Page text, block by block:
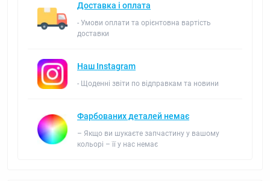
Доставка і оплата
- Умови оплати та орієнтовна вартість
доставки
Наш Instagram
- Щоденні звіти по відправкам та новини
Фарбованих деталей немає
– Якщо ви шукаєте запчастину у вашому
кольорі – її у нас немає